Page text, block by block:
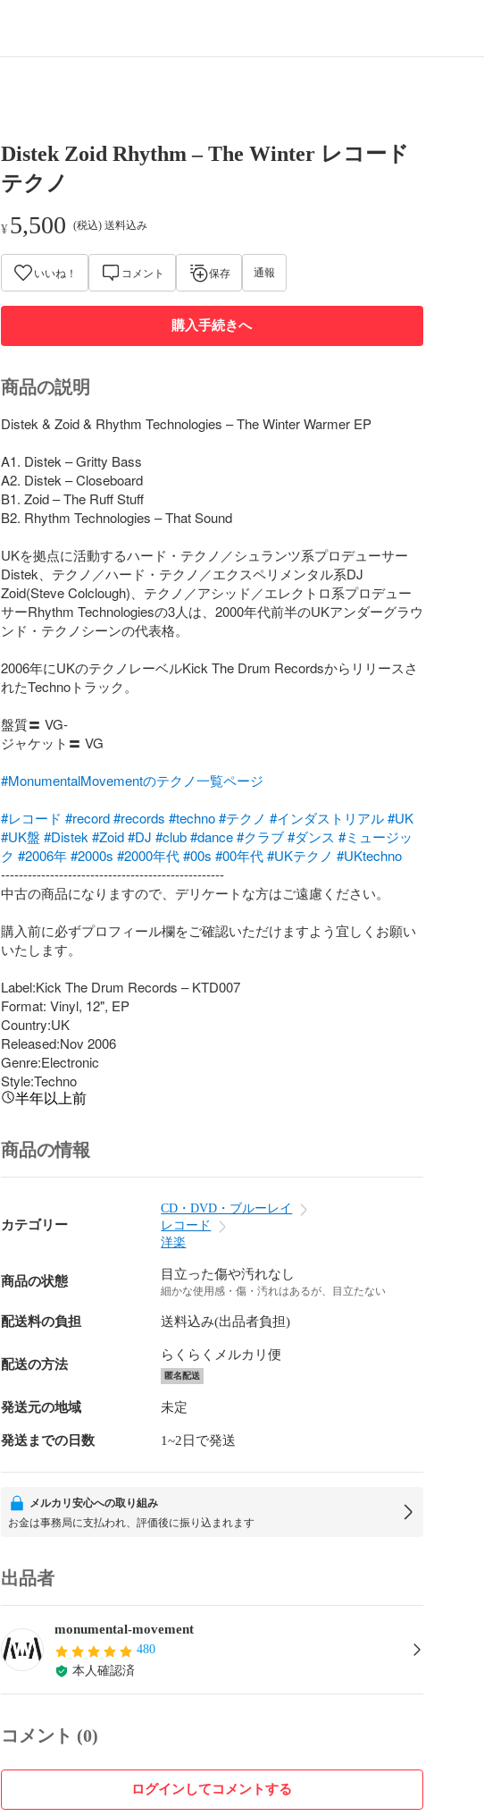
Distek Zoid Rhythm – The Winter レコード
テクノ
¥ 5,500 (税込) 送料込み
いいね！ コメント 保存 通報
購入手続きへ
商品の説明
Distek & Zoid & Rhythm Technologies – The Winter Warmer EP
A1. Distek – Gritty Bass
A2. Distek – Closeboard
B1. Zoid – The Ruff Stuff
B2. Rhythm Technologies – That Sound
UKを拠点に活動するハード・テクノ／シュランツ系プロデューサー
Distek、テクノ／ハード・テクノ／エクスペリメンタル系DJ
Zoid(Steve Colclough)、テクノ／アシッド／エレクトロ系プロデュー
サーRhythm Technologiesの3人は、2000年代前半のUKアンダーグラウ
ンド・テクノシーンの代表格。
2006年にUKのテクノレーベルKick The Drum Recordsからリリースさ
れたTechnoトラック。
盤質〓 VG-
ジャケット〓 VG
#MonumentalMovementのテクノ一覧ページ
#レコード #record #records #techno #テクノ #インダストリアル #UK
#UK盤 #Distek #Zoid #DJ #club #dance #クラブ #ダンス #ミュージッ
ク #2006年 #2000s #2000年代 #00s #00年代 #UKテクノ #UKtechno
--------------------------------------------------
中古の商品になりますので、デリケートな方はご遠慮ください。
購入前に必ずプロフィール欄をご確認いただけますよう宜しくお願い
いたします。
Label:Kick The Drum Records – KTD007
Format: Vinyl, 12", EP
Country:UK
Released:Nov 2006
Genre:Electronic
Style:Techno
半年以上前
商品の情報
カテゴリー
CD・DVD・ブルーレイ
レコード
洋楽
商品の状態 目立った傷や汚れなし
細かな使用感・傷・汚れはあるが、目立たない
配送料の負担 送料込み(出品者負担)
配送の方法
らくらくメルカリ便
匿名配送
発送元の地域 未定
発送までの日数 1~2日で発送
メルカリ安心への取り組み
お金は事務局に支払われ、評価後に振り込まれます
出品者
monumental-movement
480
本人確認済
コメント (0)
ログインしてコメントする